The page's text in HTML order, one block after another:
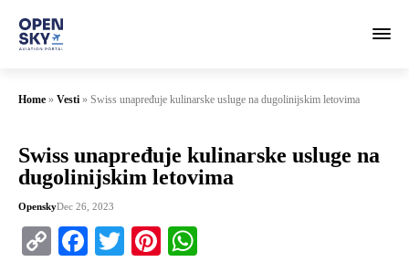
Home » Vesti » Swiss unapređuje kulinarske usluge na dugolinijskim letovima
Swiss unapređuje kulinarske usluge na
dugolinijskim letovima
OpenskyDec 26, 2023
CopyFacebook
TwitterPinterest